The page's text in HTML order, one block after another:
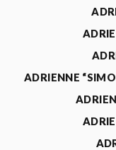
ADRIENNE